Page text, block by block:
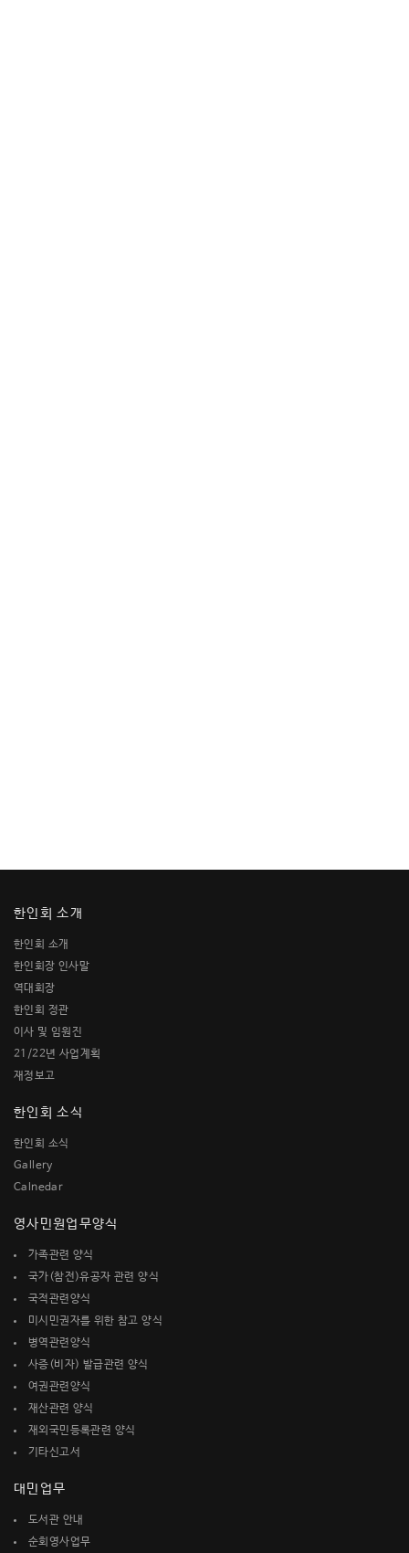
한인회 소개
한인회 소개
한인회장 인사말
역대회장
한인회 정관
이사 및 임원진
21/22년 사업계획
재정보고
한인회 소식
한인회 소식
Gallery
Calnedar
영사민원업무양식
가족관련 양식
국가(참전)유공자 관련 양식
국적관련양식
미시민권자를 위한 참고 양식
병역관련양식
사증(비자) 발급관련 양식
여권관련양식
재산관련 양식
재외국민등록관련 양식
기타신고서
대민업무
도서관 안내
순회영사업무